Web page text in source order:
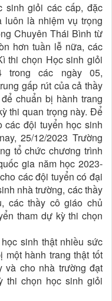
sinh giỏi các cấp, đặc
là nhiệm vụ trọng
Chuyên Thái Bình từ
hơn tuần lễ nữa, các
thi chọn Học sinh giỏi
trong các ngày 05,
gấp rút của cả thầy
chuẩn bị hành trang
thi quan trọng này. Để
các đội tuyển học sinh
25/12/2023 Trường
tổ chức chương trình
gia năm học 2023-
các đội tuyển có đại
nhà trường, các thầy
các thầy cô giáo chủ
tham dự kỳ thi chọn
sinh thật nhiều sức
một hành trang thật tốt
và cho nhà trường đạt
thi chọn học sinh giỏi